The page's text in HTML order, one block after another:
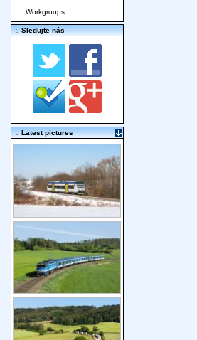
Workgroups
:. Sledujte nás
:. Latest pictures